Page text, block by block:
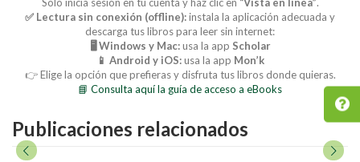
✅ Lectura sin conexión (offline):instala la aplicación adecuada y
descarga tus libros para leer sin internet:
🖥️ Windows y Mac:usa la app Scholar
📱 Android y iOS:usa la app Mon’k
👉 Elige la opción que prefieras y disfruta tus libros donde quieras.
📘 Consulta aquí la guía de acceso a eBooks
Publicaciones relacionados